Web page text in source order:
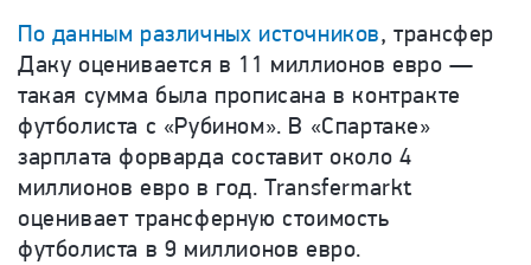
По данным различных источников, трансфер
Даку оценивается в 11 миллионов евро —
такая сумма была прописана в контракте
футболиста с «Рубином». В «Спартаке»
зарплата форварда составит около 4
миллионов евро в год. Transfermarkt
оценивает трансферную стоимость
футболиста в 9 миллионов евро.